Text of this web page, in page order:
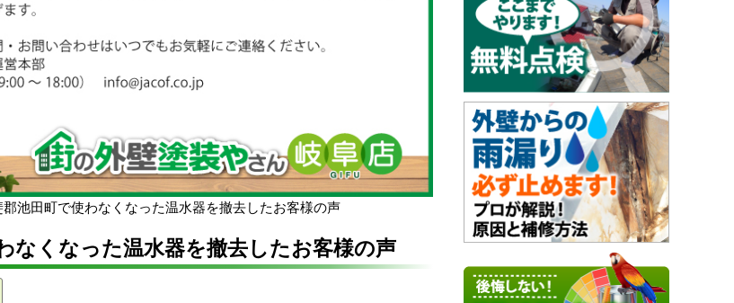
郡池田町で使わなくなった温水器を撤去したお客様の声
なくなった温水器を撤去したお客様の声